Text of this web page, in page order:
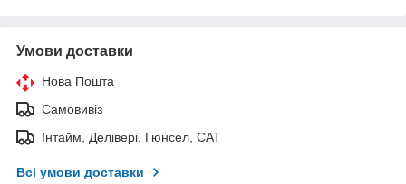
Умови доставки
Нова Пошта
Самовивіз
Інтайм, Делівері, Гюнсел, САТ
Всі умови доставки